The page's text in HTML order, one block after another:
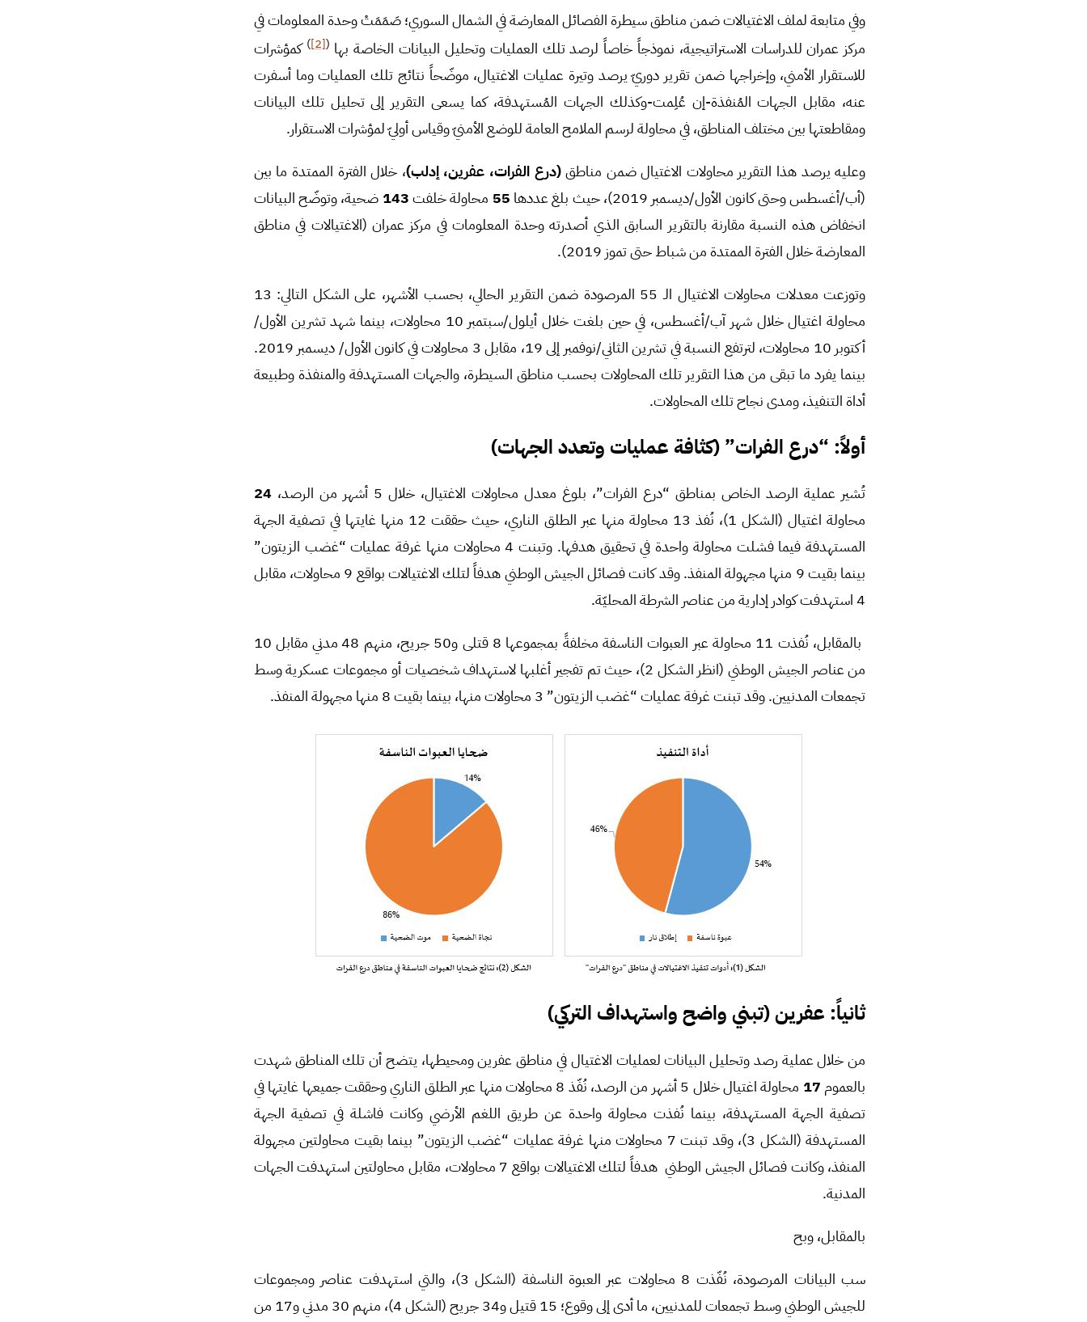
وفي متابعة لملف الاغتيالات ضمن مناطق سيطرة الفصائل المعارضة في الشمال السوري؛ صَمَمَتْ وحدة المعلومات في
مركز عمران للدراسات الاستراتيجية، نموذجاً خاصاً لرصد تلك العمليات وتحليل البيانات الخاصة بها (
[2]
) كمؤشرات
للاستقرار الأمني، وإخراجها ضمن تقرير دوريّ يرصد وتيرة عمليات الاغتيال، موضّحاً نتائج تلك العمليات وما أسفرت
عنه، مقابل الجهات المُنفذة-إن عُلِمت-وكذلك الجهات المُستهدفة، كما يسعى التقرير إلى تحليل تلك البيانات
ومقاطعتها بين مختلف المناطق، في محاولة لرسم الملامح العامة للوضع الأمنيّ وقياس أوليّ لمؤشرات الاستقرار.
وعليه يرصد هذا التقرير محاولات الاغتيال ضمن مناطق(درع الفرات، عفرين، إدلب)، خلال الفترة الممتدة ما بين
(أب/أغسطس وحتى كانون الأول/ديسمبر 2019)، حيث بلغ عددها
55 محاولة خلفت143
ضحية، وتوضّح البيانات
انخفاض هذه النسبة مقارنة بالتقرير السابق الذي أصدرته وحدة المعلومات في مركز عمران (الاغتيالات في مناطق
المعارضة خلال الفترة الممتدة من شباط حتى تموز 2019).
وتوزعت معدلات محاولات الاغتيال الـ 55 المرصودة ضمن التقرير الحالي، بحسب الأشهر، على الشكل التالي: 13
محاولة اغتيال خلال شهر آب/أغسطس، في حين بلغت خلال أيلول/سبتمبر 10 محاولات، بينما شهد تشرين الأول/
أكتوبر 10 محاولات، لترتفع النسبة في تشرين الثاني/نوفمبر إلى 19، مقابل 3 محاولات في كانون الأول/ ديسمبر 2019.
بينما يفرد ما تبقى من هذا التقرير تلك المحاولات بحسب مناطق السيطرة، والجهات المستهدفة والمنفذة وطبيعة
أداة التنفيذ، ومدى نجاح تلك المحاولات.
أولاً: “درع الفرات” (كثافة عمليات وتعدد الجهات)
تُشير عملية الرصد الخاص بمناطق “درع الفرات”، بلوغ معدل محاولات الاغتيال، خلال 5 أشهر من الرصد،
24
محاولة اغتيال (الشكل 1)، نُفذ 13 محاولة منها عبر الطلق الناري، حيث حققت 12 منها غايتها في تصفية الجهة
المستهدفة فيما فشلت محاولة واحدة في تحقيق هدفها. وتبنت 4 محاولات منها غرفة عمليات “غضب الزيتون”
بينما بقيت 9 منها مجهولة المنفذ. وقد كانت فصائل الجيش الوطني هدفاً لتلك الاغتيالات بواقع 9 محاولات، مقابل
4 استهدفت كوادر إدارية من عناصر الشرطة المحليّة.
بالمقابل، نُفذت 11 محاولة عبر العبوات الناسفة مخلفةً بمجموعها 8 قتلى و50 جريح، منهم 48 مدني مقابل 10
من عناصر الجيش الوطني (انظر الشكل 2)، حيث تم تفجير أغلبها لاستهداف شخصيات أو مجموعات عسكرية وسط
تجمعات المدنيين. وقد تبنت غرفة عمليات “غضب الزيتون” 3 محاولات منها، بينما بقيت 8 منها مجهولة المنفذ.
ثانياً: عفرين (تبني واضح واستهداف التركي)
من خلال عملية رصد وتحليل البيانات لعمليات الاغتيال في مناطق عفرين ومحيطها، يتضح أن تلك المناطق شهدت
بالعموم 17
محاولة اغتيال خلال 5 أشهر من الرصد، نُفّذ 8 محاولات منها عبر الطلق الناري وحققت جميعها غايتها في
تصفية الجهة المستهدفة، بينما نُفذت محاولة واحدة عن طريق اللغم الأرضي وكانت فاشلة في تصفية الجهة
المستهدفة (الشكل 3)، وقد تبنت 7 محاولات منها غرفة عمليات “غضب الزيتون” بينما بقيت محاولتين مجهولة
المنفذ، وكانت فصائل الجيش الوطني هدفاً لتلك الاغتيالات بواقع 7 محاولات، مقابل محاولتين استهدفت الجهات
المدنية.
بالمقابل، وبح
سب البيانات المرصودة، نُفّذت 8 محاولات عبر العبوة الناسفة (الشكل 3)، والتي استهدفت عناصر ومجموعات
للجيش الوطني وسط تجمعات للمدنيين، ما أدى إلى وقوع؛ 15 قتيل و34 جريح (الشكل 4)، منهم 30 مدني و17 من